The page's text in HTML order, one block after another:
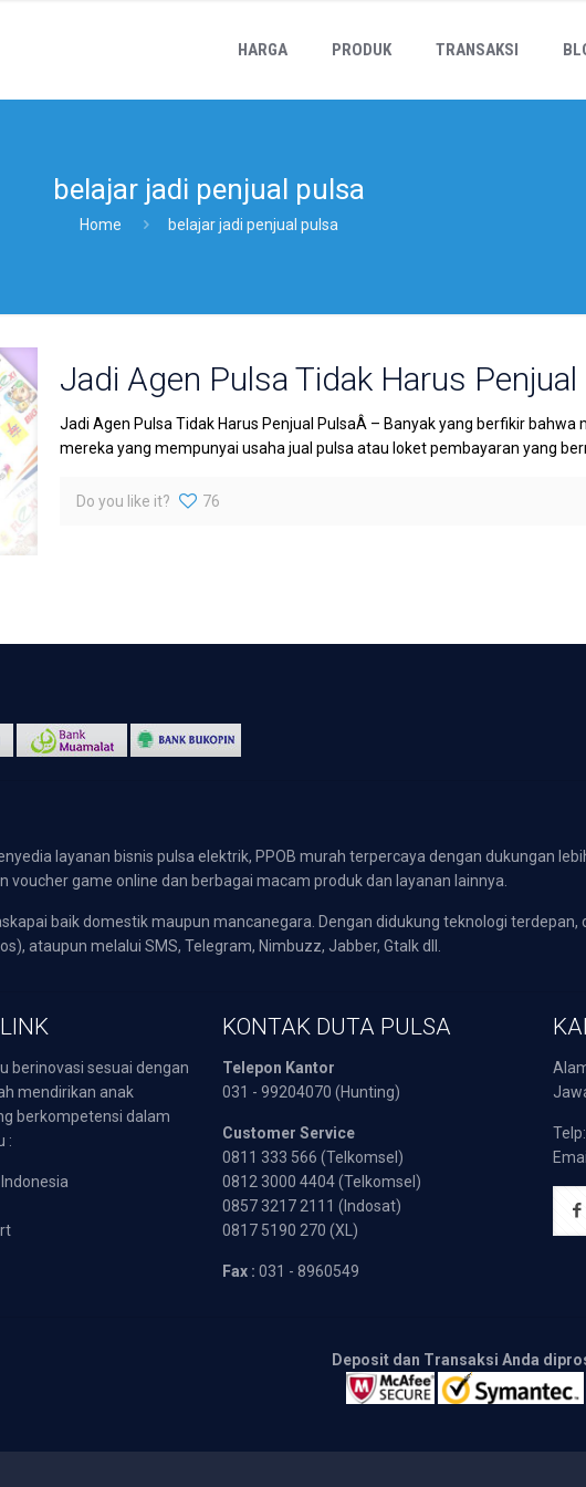
HARGA PRODUK TRANSAKSI
belajar jadi penjual pulsa
Home belajar jadi penjual pulsa
Jadi Agen Pulsa Tidak Harus Penjual
Jadi Agen Pulsa Tidak Harus Penjual PulsaÂ – Banyak yang berfikir bahwa
mereka yang mempunyai usaha jual pulsa atau loket pembayaran yang
Do you like it? 76
layanan bisnis pulsa elektrik, PPOB murah terpercaya dengan dukungan
voucher game online dan berbagai macam produk dan layanan lainnya.
baik domestik maupun mancanegara. Dengan didukung teknologi terdepan,
ataupun melalui SMS, Telegram, Nimbuzz, Jabber, Gtalk dll.
berinovasi sesuai dengan
mendirikan anak
berkompetensi dalam
:
KONTAK DUTA PULSA
Telepon Kantor
031 - 99204070 (Hunting)
Customer Service
0811 333 566 (Telkomsel)
0812 3000 4404 (Telkomsel)
0857 3217 2111 (Indosat)
0817 5190 270 (XL)
Fax : 031 - 8960549
Deposit dan Transaksi Anda